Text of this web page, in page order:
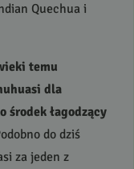
Quechua i
temu
dla
środek łagodzący
do dziś
za jeden z